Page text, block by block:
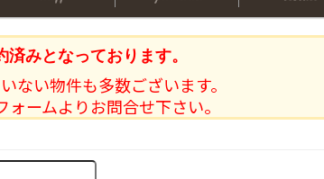
みとなっております。
ない物件も多数ございます。
ームよりお問合せ下さい。